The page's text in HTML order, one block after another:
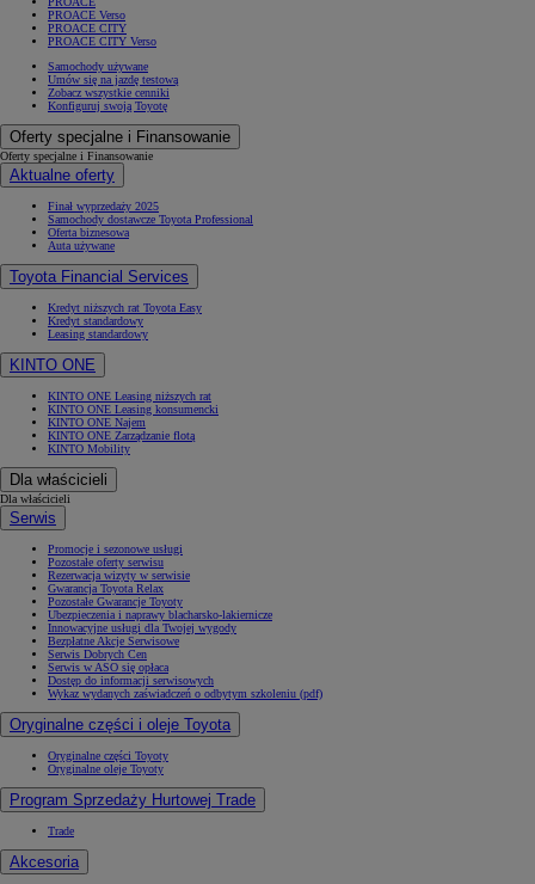
PROACE Verso
PROACE CITY
PROACE CITY Verso
Samochody używane
Umów się na jazdę testową
Zobacz wszystkie cenniki
Konfiguruj swoją Toyotę
Oferty specjalne i Finansowanie
Oferty specjalne i Finansowanie
Aktualne oferty
Finał wyprzedaży 2025
Samochody dostawcze Toyota Professional
Oferta biznesowa
Auta używane
Toyota Financial Services
Kredyt niższych rat Toyota Easy
Kredyt standardowy
Leasing standardowy
KINTO ONE
KINTO ONE Leasing niższych rat
KINTO ONE Leasing konsumencki
KINTO ONE Najem
KINTO ONE Zarządzanie flotą
KINTO Mobility
Dla właścicieli
Dla właścicieli
Serwis
Promocje i sezonowe usługi
Pozostałe oferty serwisu
Rezerwacja wizyty w serwisie
Gwarancja Toyota Relax
Pozostałe Gwarancje Toyoty
Ubezpieczenia i naprawy blacharsko-lakiernicze
Innowacyjne usługi dla Twojej wygody
Bezpłatne Akcje Serwisowe
Serwis Dobrych Cen
Serwis w ASO się opłaca
Dostęp do informacji serwisowych
Wykaz wydanych zaświadczeń o odbytym szkoleniu (pdf)
Oryginalne części i oleje Toyota
Oryginalne części Toyoty
Oryginalne oleje Toyoty
Program Sprzedaży Hurtowej Trade
Trade
Akcesoria